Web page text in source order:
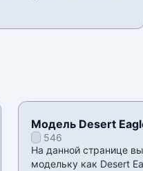
Модель Desert
546
На данной странице
модельку как Desert